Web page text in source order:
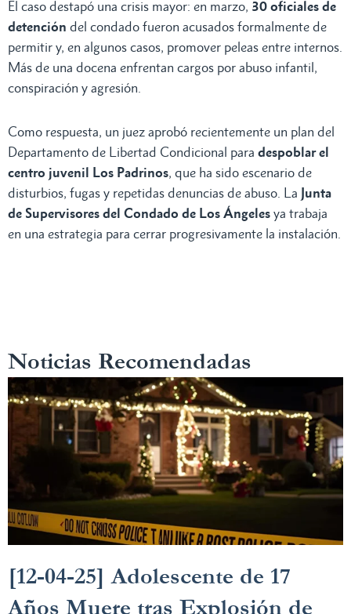
El caso destapó una crisis mayor: en marzo, 30 oficiales de
detención del condado fueron acusados formalmente de
permitir y, en algunos casos, promover peleas entre internos.
Más de una docena enfrentan cargos por abuso infantil,
conspiración y agresión.
Como respuesta, un juez aprobó recientemente un plan del
Departamento de Libertad Condicional para despoblar el
centro juvenil Los Padrinos, que ha sido escenario de
disturbios, fugas y repetidas denuncias de abuso. La Junta
de Supervisores del Condado de Los Ángeles ya trabaja
en una estrategia para cerrar progresivamente la instalación.
Noticias Recomendadas
[12-04-25] Adolescente de 17
Años Muere tras Explosión de